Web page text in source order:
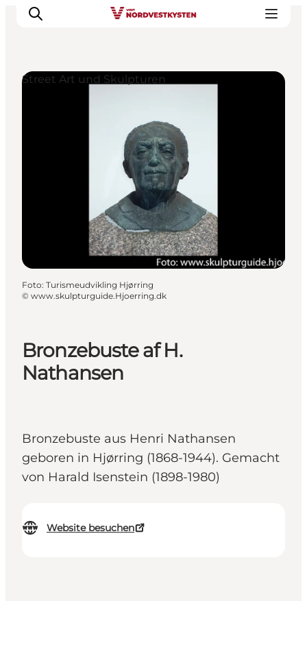
Mach deine Urlaubsplanung
Bronzebuste af H.
Nathansen
Bronzebuste aus Henri Nathansen
geboren in Hjørring (1868-1944). Gemacht
von Harald Isenstein (1898-1980)
Website besuchen
Street Art und Skulpturen
Foto: Turismeudvikling Hjørring
© www.skulpturguide.Hjoerring.dk